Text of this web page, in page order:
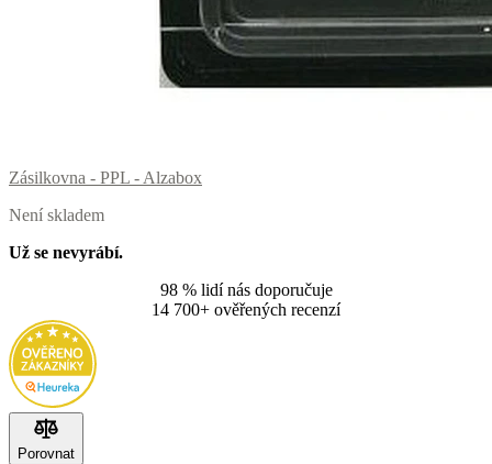
Zásilkovna - PPL - Alzabox
Není skladem
Už se nevyrábí.
98 % lidí nás doporučuje
14 700+ ověřených recenzí
Porovnat